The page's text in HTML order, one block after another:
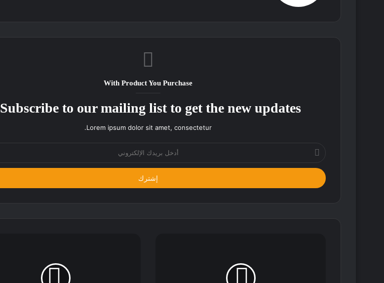
With Product You Purchase
Subscribe to our mailing list to get the new updates!
Lorem ipsum dolor sit amet, consectetur.
أدخل
بريدك
الإلكتروني